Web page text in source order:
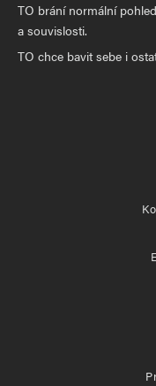
TO brání normální
a souvislosti.
TO chce bavit sebe i